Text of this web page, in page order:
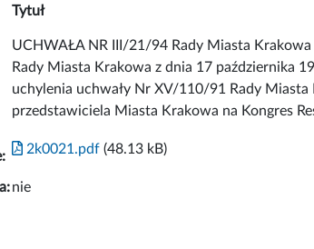
Tytuł
UCHWAŁA NR III/21/94 Rady Miasta
Rady Miasta Krakowa z dnia 17 października
uchylenia uchwały Nr XV/110/91 Rady
przedstawiciela Miasta Krakowa na Kongres
2k0021.pdf (48.13 kB)
nie